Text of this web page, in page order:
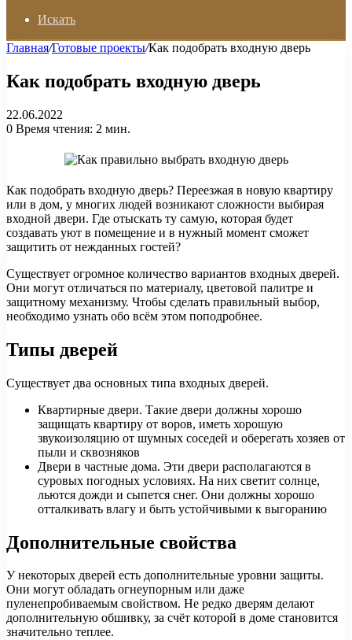
Искать
Главная/Готовые проекты/Как подобрать входную дверь
Как подобрать входную дверь
22.06.2022
0 Время чтения: 2 мин.
Как подобрать входную дверь? Переезжая в новую квартиру
или в дом, у многих людей возникают сложности выбирая
входной двери. Где отыскать ту самую, которая будет
создавать уют в помещение и в нужный момент сможет
защитить от нежданных гостей?
Существует огромное количество вариантов входных дверей.
Они могут отличаться по материалу, цветовой палитре и
защитному механизму. Чтобы сделать правильный выбор,
необходимо узнать обо всём этом поподробнее.
Типы дверей
Существует два основных типа входных дверей.
Квартирные двери. Такие двери должны хорошо
защищать квартиру от воров, иметь хорошую
звукоизоляцию от шумных соседей и оберегать хозяев от
пыли и сквозняков
Двери в частные дома. Эти двери располагаются в
суровых погодных условиях. На них светит солнце,
льются дожди и сыпется снег. Они должны хорошо
отталкивать влагу и быть устойчивыми к выгоранию
Дополнительные свойства
У некоторых дверей есть дополнительные уровни защиты.
Они могут обладать огнеупорным или даже
пуленепробиваемым свойством. Не редко дверям делают
дополнительную обшивку, за счёт которой в доме становится
значительно теплее.